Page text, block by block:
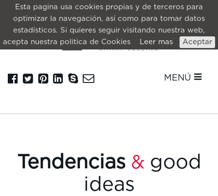
Esta pagina usa cookies propias y de terceros para
optimizar la navegación, así como para tomar datos
estadísticos. Si quieres seguir visitando nuestra web,
acepta nuestra politica de Cookies
Leer mas Aceptar
MENÚ
Tendencias &good
ideas